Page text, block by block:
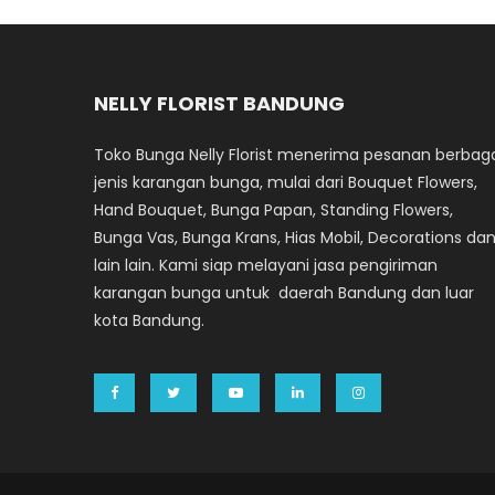
NELLY FLORIST BANDUNG
Toko Bunga Nelly Florist menerima pesanan
jenis karangan bunga, mulai dari Bouquet Flowers,
Hand Bouquet, Bunga Papan, Standing Flowers,
Bunga Vas, Bunga Krans, Hias Mobil, Decorations dan
lain lain. Kami siap melayani jasa pengiriman
karangan bunga untuk daerah Bandung dan luar
kota Bandung.